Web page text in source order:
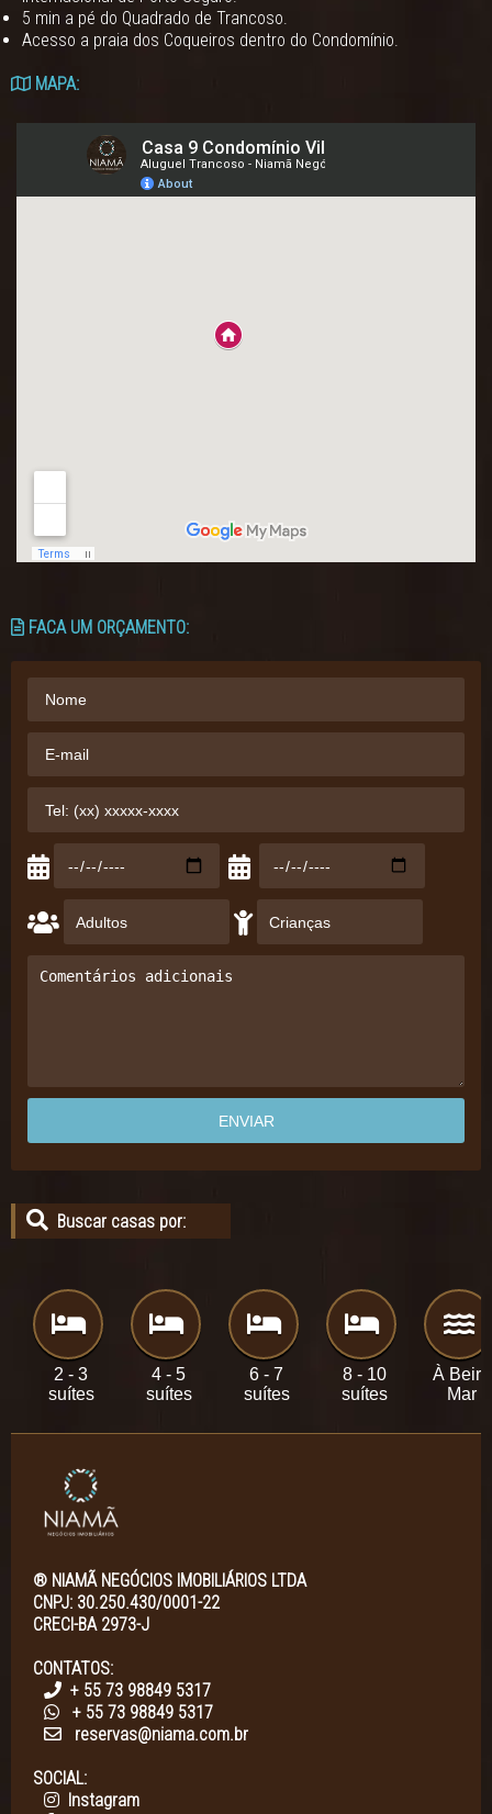
5 min a pé do Quadrado de Trancoso.
Acesso a praia dos Coqueiros dentro do Condomínio.
MAPA:
FACA UM ORÇAMENTO:
Buscar casas por:
2 - 3
suítes
4 - 5
suítes
6 - 7
suítes
8 - 10
suítes
À Beira
Mar
® NIAMÃ NEGÓCIOS IMOBILIÁRIOS LTDA
CNPJ: 30.250.430/0001-22
CRECI-BA 2973-J
CONTATOS:
+ 55 73 98849 5317
+ 55 73 98849 5317
reservas@niama.com.br
SOCIAL:
Instagram